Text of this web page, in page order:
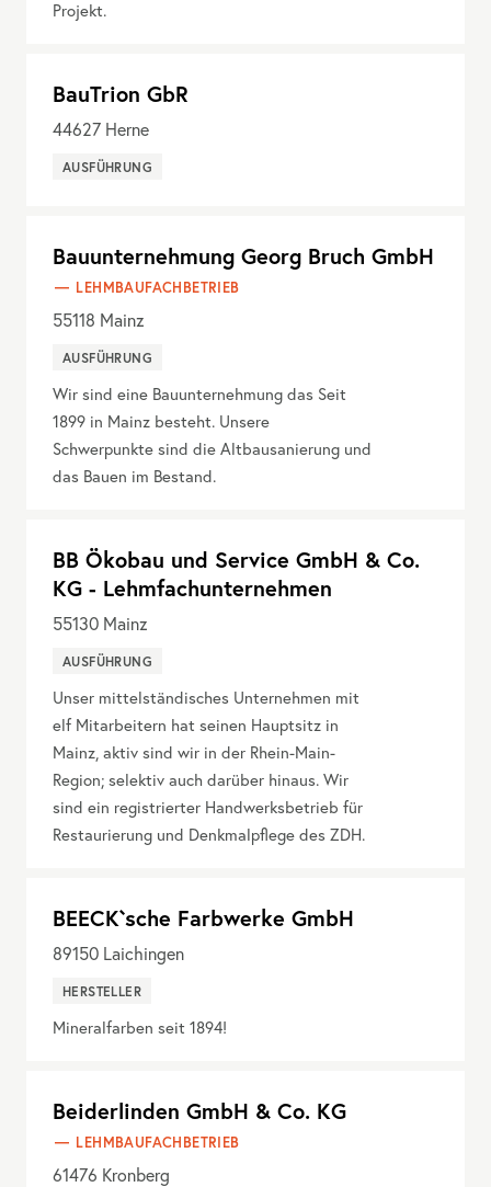
Projekt.
BauTrion GbR
44627 Herne
AUSFÜHRUNG
Bauunternehmung Georg Bruch GmbH
LEHMBAUFACHBETRIEB
55118 Mainz
AUSFÜHRUNG
Wir sind eine Bauunternehmung das Seit
1899 in Mainz besteht. Unsere
Schwerpunkte sind die Altbausanierung und
das Bauen im Bestand.
BB Ökobau und Service GmbH & Co.
KG - Lehmfachunternehmen
55130 Mainz
AUSFÜHRUNG
Unser mittelständisches Unternehmen mit
elf Mitarbeitern hat seinen Hauptsitz in
Mainz, aktiv sind wir in der Rhein-Main-
Region; selektiv auch darüber hinaus. Wir
sind ein registrierter Handwerksbetrieb für
Restaurierung und Denkmalpflege des ZDH.
BEECK`sche Farbwerke GmbH
89150 Laichingen
HERSTELLER
Mineralfarben seit 1894!
Beiderlinden GmbH & Co. KG
LEHMBAUFACHBETRIEB
61476 Kronberg